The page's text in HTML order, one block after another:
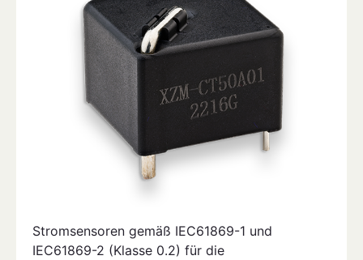
Stromsensoren gemäß IEC61869-1 und
IEC61869-2 (Klasse 0.2) für die